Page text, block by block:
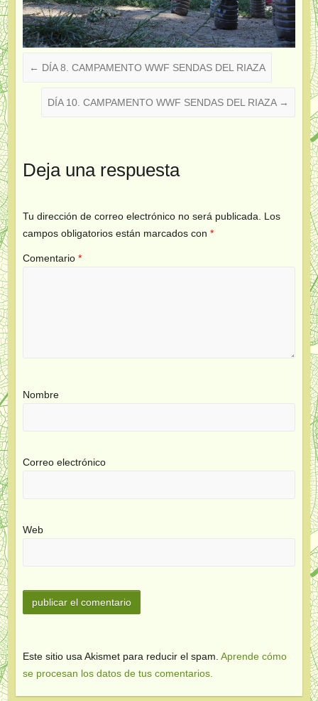
← DÍA 8. CAMPAMENTO WWF SENDAS DEL RIAZA
DÍA 10. CAMPAMENTO WWF SENDAS DEL RIAZA →
Deja una respuesta
Tu dirección de correo electrónico no será publicada.
Los
campos obligatorios están marcados con *
Comentario *
Nombre
Correo electrónico
Web
Este sitio usa Akismet para reducir el spam. Aprende cómo
se procesan los datos de tus comentarios.